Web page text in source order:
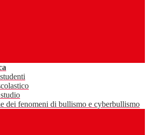
dei fenomeni di bullismo e cyberbullismo